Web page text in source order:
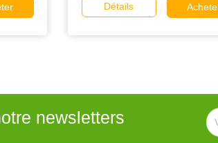
Détails
newsletters